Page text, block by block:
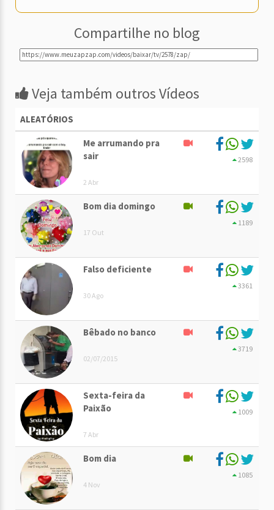
Compartilhe no blog
Veja também outros Vídeos
ALEATÓRIOS
Me arrumando pra
sair
2 Abr
2598
Bom dia domingo
17 Out
1189
Falso deficiente
30 Ago
3361
Bêbado no banco
02/07/2015
3719
Sexta-feira da
Paixão
7 Abr
1009
Bom dia
4 Nov
1085